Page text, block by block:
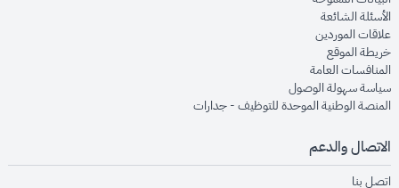
الأسئلة الشائعةopens in new window
علاقات الموردينopens in new window
خريطة الموقعopens in new window
المنافسات العامةopens in new window
سياسة سهولة الوصولopens in new window
المنصة الوطنية الموحدة للتوظيف - جداراتopens in new window
الاتصال والدعم
اتصل بنا